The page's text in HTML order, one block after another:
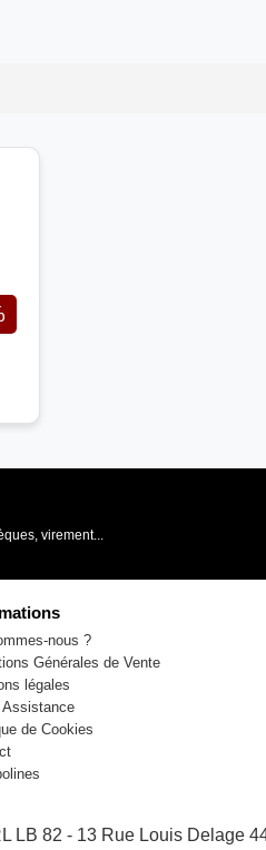
virement...
nous ?
Générales de Vente
légales
Assistance
de Cookies
LB 82 - 13 Rue Louis Delage